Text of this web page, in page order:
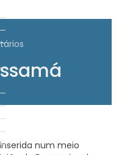
inserida num meio